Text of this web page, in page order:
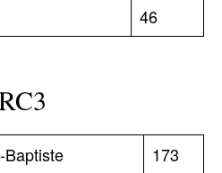
46
Baptiste
173